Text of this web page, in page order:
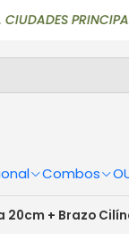
Combos
20cm + Brazo